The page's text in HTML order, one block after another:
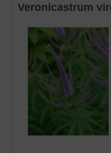
Veronicastrum